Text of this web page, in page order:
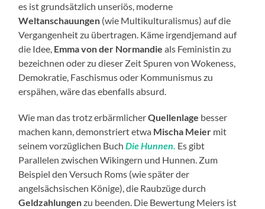
es ist grundsätzlich unseriös, moderne
Weltanschauungen (wie Multikulturalismus) auf die
Vergangenheit zu übertragen. Käme irgendjemand auf
die Idee, Emma von der Normandieals Feministin zu
bezeichnen oder zu dieser Zeit Spuren von Wokeness,
Demokratie, Faschismus oder Kommunismus zu
erspähen, wäre das ebenfalls absurd.
Wie man das trotz erbärmlicherQuellenlage besser
machen kann, demonstriert etwa Mischa Meier mit
seinem vorzüglichen BuchDie Hunnen. Es gibt
Parallelen zwischen Wikingern und Hunnen. Zum
Beispiel den Versuch Roms (wie später der
angelsächsischen Könige), die Raubzüge durch
Geldzahlungenzu beenden. Die Bewertung Meiers ist